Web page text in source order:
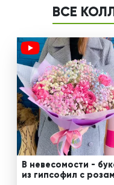
ВСЕ
В невесомости -
из гипсофил с